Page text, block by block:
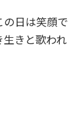
日は笑顔で
きと歌われ